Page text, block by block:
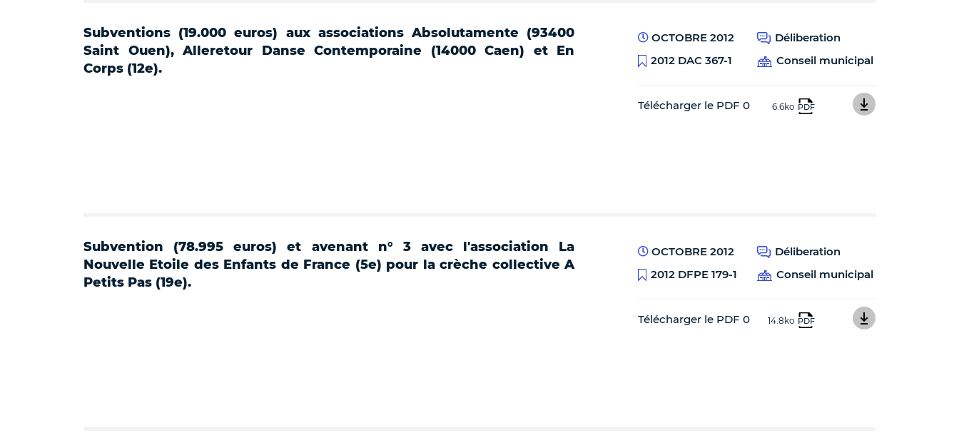
Subventions (19.000 euros) aux associations Absolutamente (93400
Saint Ouen), Alleretour Danse Contemporaine (14000 Caen) et En
Corps (12e).
OCTOBRE 2012
Déliberation
2012 DAC 367-1
Conseil municipal
Télécharger le PDF 0 6.6ko PDF
Subvention (78.995 euros) et avenant n° 3 avec l'association La
Nouvelle Etoile des Enfants de France (5e) pour la crèche collective A
Petits Pas (19e).
OCTOBRE 2012
Déliberation
2012 DFPE 179-1
Conseil municipal
Télécharger le PDF 0 14.8ko PDF